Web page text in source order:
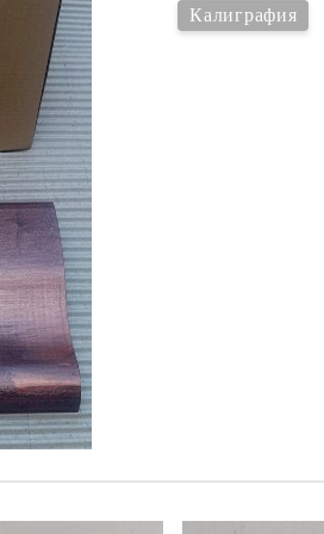
ХАРТИИ, ЗАГОТОВКИ ЗА
КАРТИЧКИ, ПЛИКОВЕ
Пликове и комплекти
картички
Перлени , Металик , Брокат
хартии
Цветни и крафт картони /
Креативни и ръчни картони
Креп, тишу, деко велпапе и
Калиграфия